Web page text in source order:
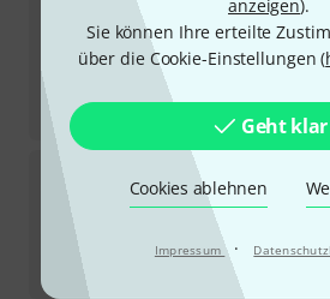
anzeigen).
Sie können Ihre erteilte
über die Cookie-Einstellungen (
Geht klar
Cookies ablehnen
Impressum ·
Evoke C Cello String
1
Sofort lieferbar
82
€
Classic Cello String G
3
Sofort lieferbar
32
UVP:39,95